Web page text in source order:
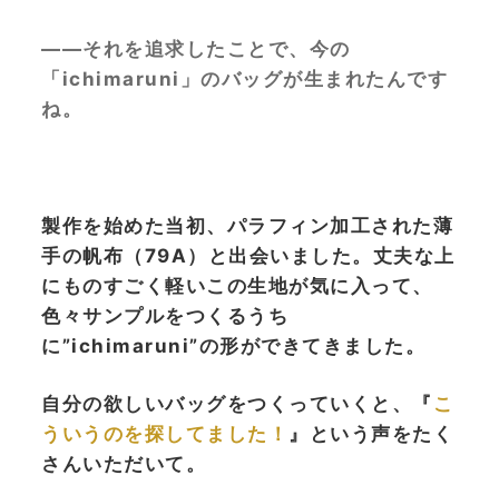
——それを追求したことで、今の
「ichimaruni」のバッグが生まれたんです
ね。
製作を始めた当初、パラフィン加工された薄
手の帆布（79A）と出会いました。丈夫な上
にものすごく軽いこの生地が気に入って、
色々サンプルをつくるうち
に”ichimaruni”の形ができてきました。
自分の欲しいバッグをつくっていくと、『 こ
ういうのを探してました！ 』という声をたく
さんいただいて。